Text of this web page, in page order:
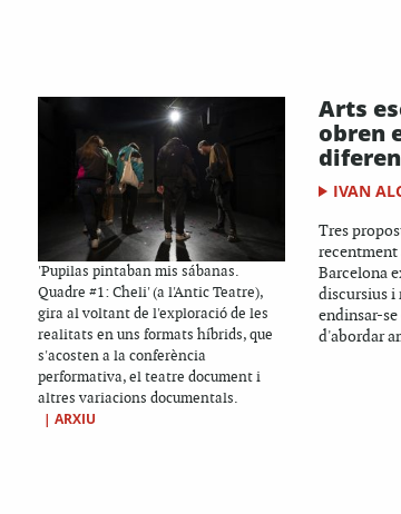
'Pupilas pintaban mis sábanas.
Quadre #1: Cheli' (a l'Antic Teatre),
gira al voltant de l'exploració de les
realitats en uns formats híbrids, que
s'acosten a la conferència
performativa, el teatre document i
altres variacions documentals.
| ARXIU
Arts
obren
IVAN
Tres
recentment
Barcelona
discursius i
endinsar-
d'abordar